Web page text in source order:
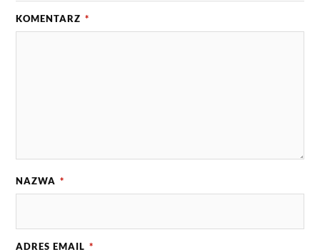
KOMENTARZ *
NAZWA *
ADRES EMAIL *